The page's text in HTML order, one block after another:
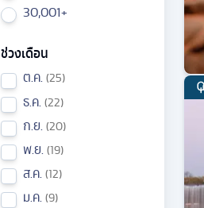
30,001+
ช่วงเดือน
ต.ค. 25
ธ.ค. 22
ก.ย. 20
พ.ย. 19
ส.ค. 12
ม.ค. 9